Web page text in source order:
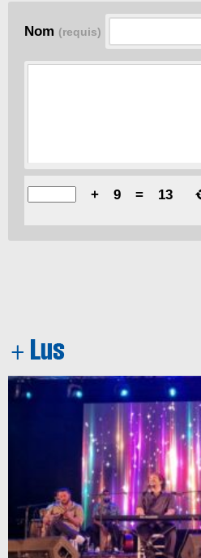
Nom (requis)
+ 9 = 13